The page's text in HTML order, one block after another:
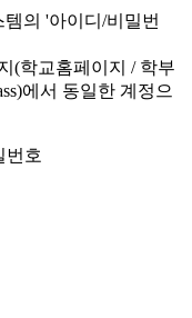
의 '아이디/비밀번
(학교홈페이지 / 학부
에서 동일한 계정으
번호